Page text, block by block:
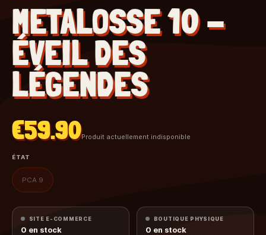
METALOSSE 10 -
ÉVEIL DES
LÉGENDES
€59.90Produit actuellement indisponible
ÉTAT
PCA 9
SITE E-COMMERCE
0 en stock
BOUTIQUE PHYSIQUE
0 en stock